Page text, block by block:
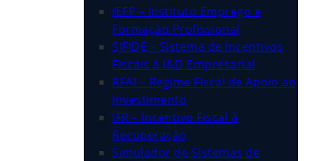
IEFP – Instituto Emprego e
Formação Profissional
SIFIDE – Sistema de Incentivos
Fiscais à I&D Empresarial
RFAI – Regime Fiscal de Apoio ao
Investimento
IFR – Incentivo Fiscal à
Recuperação
Simulador de Sistemas de